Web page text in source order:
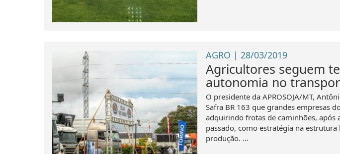
AGRO | 28/03/2019
Agricultores seguem
autonomia no
O presidente da APROSOJA/MT,
Safra BR 163 que grandes empresas
adquirindo frotas de caminhões, após
passado, como estratégia na
produção. ...